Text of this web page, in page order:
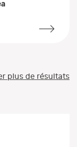
plus de résultats